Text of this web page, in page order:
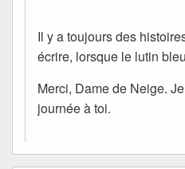
Il y a toujours des
écrire, lorsque le lutin
Merci, Dame de Neige.
journée à toi.